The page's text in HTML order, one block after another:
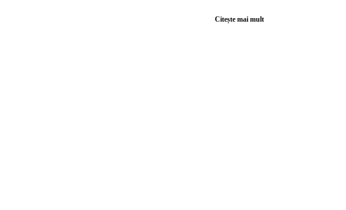
Citește mai mult